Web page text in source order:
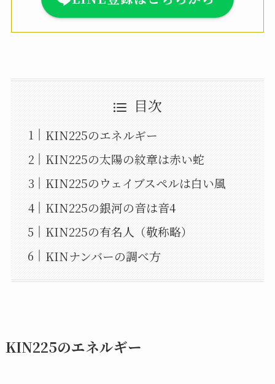
目次
KIN225のエネルギー
KIN225の太陽の紋章は赤い蛇
KIN225のウェイブスペルは白い風
KIN225の銀河の音は音4
KIN225の有名人（敬称略）
KINナンバーの調べ方
KIN225のエネルギー